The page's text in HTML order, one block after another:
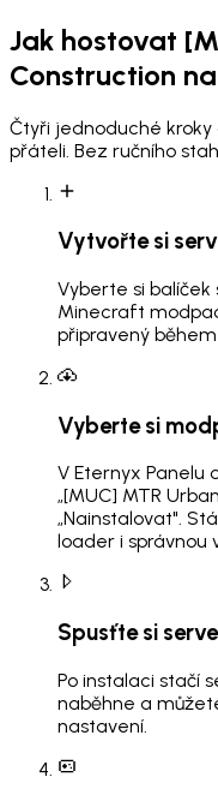
Jak hostovat
Construction
Čtyři jednoduché
přáteli. Bez ručního
Vytvořte si
Vyberte si
Minecraft
připravený
Vyberte si
V Eternyx Panelu
„[MUC] MTR
„Nainstalovat".
loader i správnou
Spusťte si
Po instalaci stačí
naběhne a
nastavení.